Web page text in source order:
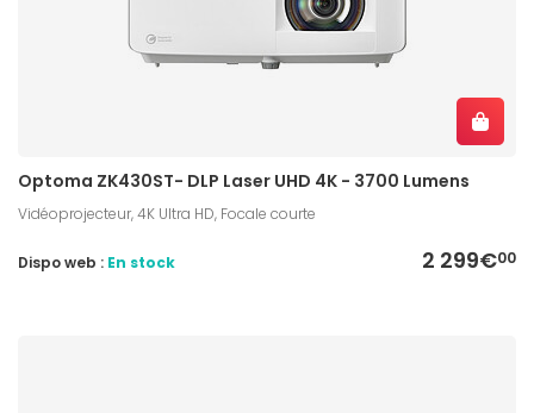
Optoma ZK430ST- DLP Laser UHD 4K - 3700 Lumens
Vidéoprojecteur, 4K Ultra HD, Focale courte
2 299€00
Dispo web : En stock